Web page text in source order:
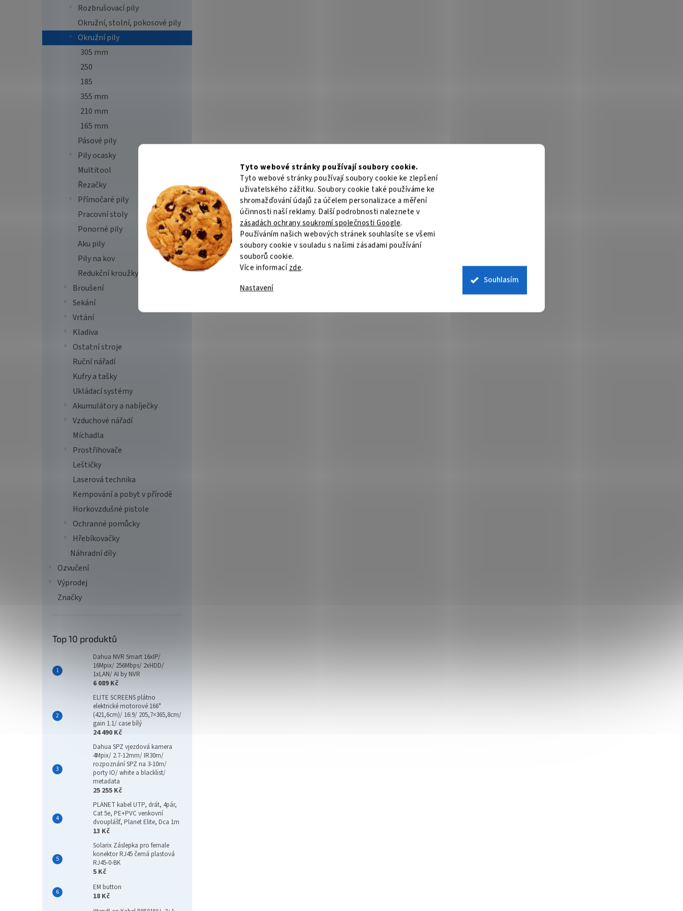
Tyto webové stránky používají soubory cookie.
Tyto webové stránky používají soubory cookie ke zlepšení
uživatelského zážitku. Soubory cookie také používáme ke
shromažďování údajů za účelem personalizace a měření
účinnosti naší reklamy. Další podrobnosti naleznete v
zásadách ochrany soukromí společnosti Google.
Používáním našich webových stránek souhlasíte se všemi
soubory cookie v souladu s našimi zásadami používání
souborů cookie.
Více informacízde.
Nastavení
Souhlasím
Rozbrušovací pily
Okružní, stolní, pokosové pily
Okružní pily
305 mm
250
185
355 mm
210 mm
165 mm
Pásové pily
Pily ocasky
Multitool
Řezačky
Přímočaré pily
Pracovní stoly
Ponorné pily
Aku pily
Pily na kov
Redukční kroužky
Broušení
Sekání
Vrtání
Kladiva
Ostatní stroje
Ruční nářadí
Kufry a tašky
Ukládací systémy
Akumulátory a nabíječky
Vzduchové nářadí
Míchadla
Prostřihovače
Leštičky
Laserová technika
Kempování a pobyt v přírodě
Horkovzdušné pistole
Ochranné pomůcky
Hřebíkovačky
Náhradní díly
Ozvučení
Výprodej
Značky
Top 10 produktů
Dahua NVR Smart 16xIP/
16Mpix/ 256Mbps/ 2xHDD/
1xLAN/ AI by NVR
6 089 Kč
ELITE SCREENS plátno
elektrické motorové 166"
(421,6cm)/ 16:9/ 205,7×365,8cm/
gain 1.1/ case bílý
24 490 Kč
Dahua SPZ vjezdová kamera
4Mpix/ 2.7-12mm/ IR30m/
rozpoznání SPZ na 3-10m/
porty IO/ white a blacklist/
metadata
25 255 Kč
PLANET kabel UTP, drát, 4pár,
Cat 5e, PE+PVC venkovní
dvouplášť, Planet Elite, Dca 1m
13 Kč
Solarix Záslepka pro female
konektor RJ45 černá plastová
RJ45-0-BK
5 Kč
EM button
18 Kč